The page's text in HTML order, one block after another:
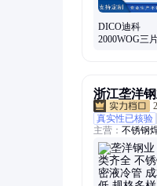
DICO迪科
2000WOG三
浙江垄洋
真实性已核验
主营： 不锈钢
管、不锈钢